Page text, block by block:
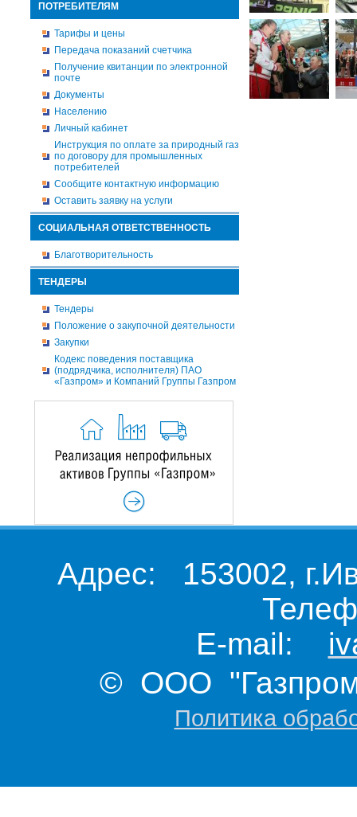
ПОТРЕБИТЕЛЯМ
Тарифы и цены
Передача показаний счетчика
Получение квитанции по электронной
почте
Документы
Населению
Личный кабинет
Инструкция по оплате за природный газ
по договору для промышленных
потребителей
Сообщите контактную информацию
Оставить заявку на услуги
СОЦИАЛЬНАЯ ОТВЕТСТВЕННОСТЬ
Благотворительность
ТЕНДЕРЫ
Тендеры
Положение о закупочной деятельности
Закупки
Кодекс поведения поставщика
(подрядчика, исполнителя) ПАО
«Газпром» и Компаний Группы Газпром
Адрес: 153002,
E-mail:
© ООО "Газпром
Политика